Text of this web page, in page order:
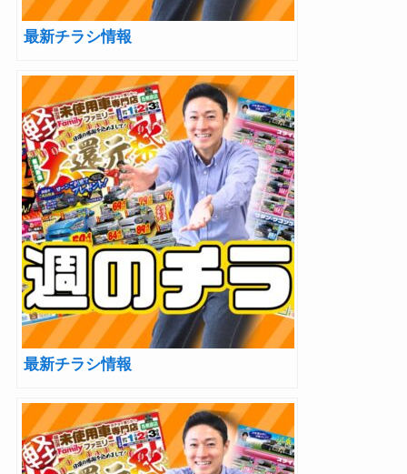
最新チラシ情報
最新チラシ情報